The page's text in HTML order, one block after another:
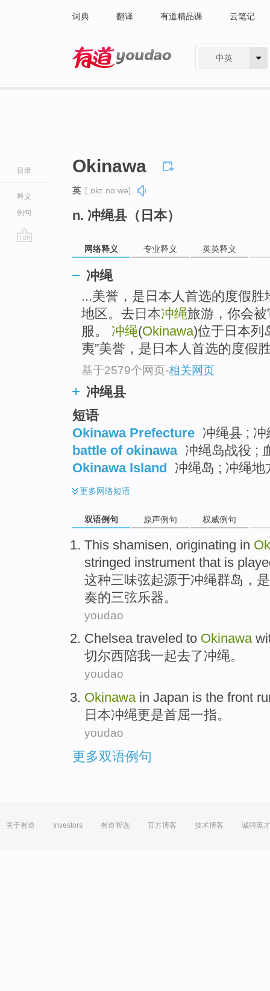
词典 翻译 有道精品课 云笔记
中英
目录
释义
例句
Okinawa
英 [ˌɒkɪˈnɑːwə]
n. 冲绳县（日本）
网络释义 专业释义 英英释义
冲绳
...美誉，是日本人首选的度假
地区。去日本冲绳旅游，你会
服。 冲绳(Okinawa)位于日本列
夷”美誉，是日本人首选的度假
基于2579个网页-相关网页
冲绳县
短语
Okinawa Prefecture 冲绳县 ; 冲
battle of okinawa 冲绳岛战役 ;
Okinawa Island 冲绳岛 ; 冲绳地
更多网络短语
双语例句 原声例句 权威例句
This shamisen, originating in
stringed instrument that is
这种三味弦起源于冲绳群岛 ， 是
奏的三弦乐器。
youdao
Chelsea traveled to Okinawa
切尔西 陪我一起去了冲绳。
youdao
Okinawain Japan is the front
日本冲绳更是首屈一指。
youdao
更多双语例句
关于有道 Investors 有道智选 官方博客 技术博客 诚聘英才